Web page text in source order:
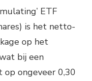
ETF
is het netto-
op het
bij een
ongeveer 0,30